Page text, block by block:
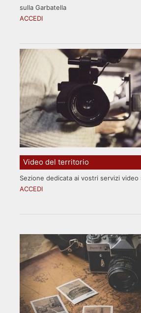
sulla Garbatella
ACCEDI
Video del territorio
Sezione dedicata ai vostri servizi
ACCEDI